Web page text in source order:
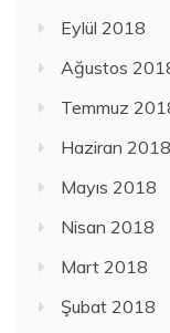
Eylül 2018
Ağustos
Temmuz
Haziran 2018
Mayıs 2018
Nisan 2018
Mart 2018
Şubat 2018